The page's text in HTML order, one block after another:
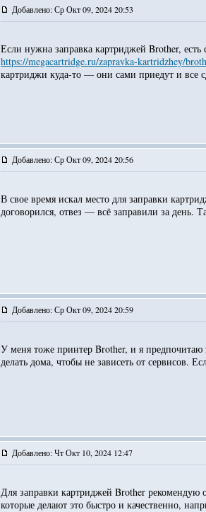
Добавлено: Ср Окт 09, 2024 20:53
Если нужна заправка картриджей Brother,
https://megacartridge.ru/zapravka-kartridzhey/
картриджи куда-то — они сами приедут и все
Добавлено: Ср Окт 09, 2024 20:56
В свое время искал место для заправки
договорился, отвез — всё заправили за день.
Добавлено: Ср Окт 09, 2024 20:59
У меня тоже принтер Brother, и я
делать дома, чтобы не зависеть от сервисов.
Добавлено: Чт Окт 10, 2024 12:47
Для заправки картриджей Brother рекомендую
которые делают это быстро и качественно,